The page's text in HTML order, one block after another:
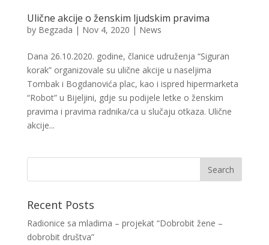
Ulične akcije o ženskim ljudskim pravima
by Begzada | Nov 4, 2020 | News
Dana 26.10.2020. godine, članice udruženja “Siguran
korak” organizovale su ulične akcije u naseljima
Tombak i Bogdanovića plac, kao i ispred hipermarketa
“Robot” u Bijeljini, gdje su podijele letke o ženskim
pravima i pravima radnika/ca u slučaju otkaza. Ulične
akcije...
Recent Posts
Radionice sa mladima – projekat “Dobrobit žene –
dobrobit društva”